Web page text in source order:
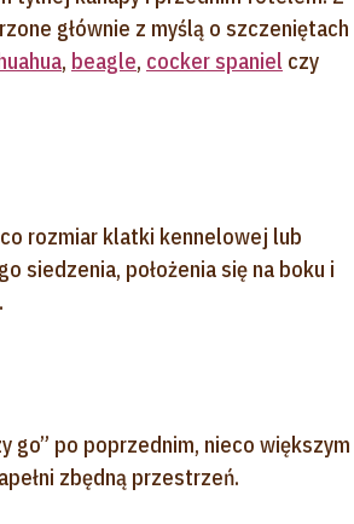
głównie z myślą o szczeniętach
, beagle, cocker spaniel czy
rozmiar klatki kennelowej lub
siedzenia, położenia się na boku i
go” po poprzednim, nieco większym
zbędną przestrzeń.